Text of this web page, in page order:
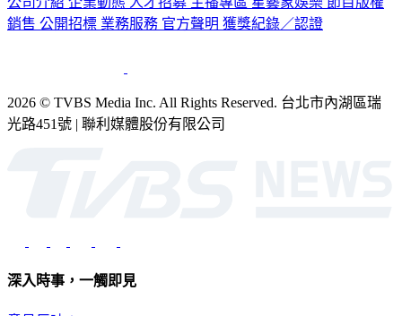
銷售 公開招標 業務服務 官方聲明 獲獎紀錄／認證
2026 © TVBS Media Inc. All Rights Reserved. 台北市內湖區瑞
光路451號 | 聯利媒體股份有限公司
深入時事，一觸即見